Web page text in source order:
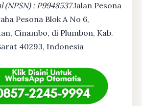
(NPSN) : P9948537Jalan Pesona
Pesona Blok A No 6,
Cinambo, di Plumbon, Kab.
40293, Indonesia